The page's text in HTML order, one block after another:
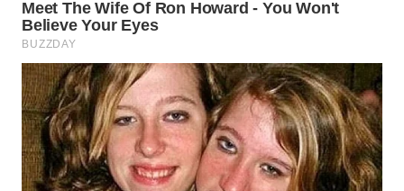
PRIANGAN
TIMUR
WN
SEMARANG
WN
SOLO